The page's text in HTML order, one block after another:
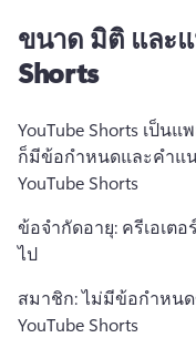
ขนาด มิติ และแ
Shorts
YouTube Shorts เป็น
ก็มีข้อกำหนดและคำแ
YouTube Shorts
ข้อจำกัดอายุ: ครีเอเตอ
ไป
สมาชิก: ไม่มีข้อกําหน
YouTube Shorts